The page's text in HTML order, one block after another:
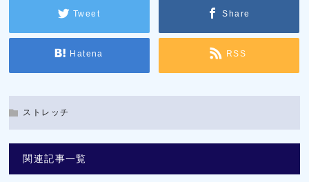
Tweet Share
Hatena RSS
ストレッチ
関連記事一覧